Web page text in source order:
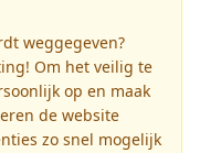
weggegeven?
Om het veilig te
op en maak
de website
zo snel mogelijk